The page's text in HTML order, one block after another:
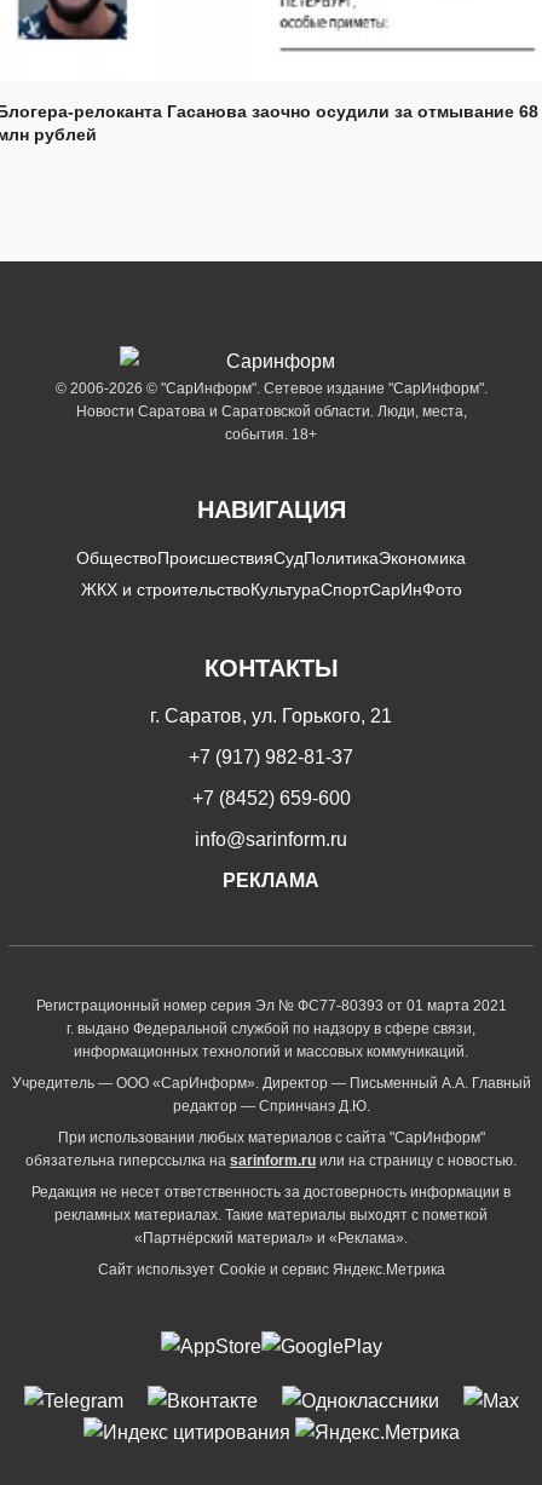
релоканта Гасанова заочно осудили за отмывание 68
рублей
© 2006-2026 © "СарИнформ". Сетевое издание "СарИнформ".
Новости Саратова и Саратовской области. Люди, места,
события. 18+
НАВИГАЦИЯ
ОбществоПроисшествияСудПолитикаЭкономика
ЖКХ и строительствоКультураСпортСарИнФото
КОНТАКТЫ
г. Саратов, ул. Горького, 21
+7 (917) 982-81-37
+7 (8452) 659-600
info@sarinform.ru
РЕКЛАМА
Регистрационный номер серия Эл № ФС77-80393 от 01 марта 2021
г. выдано Федеральной службой по надзору в сфере связи,
информационных технологий и массовых коммуникаций.
Учредитель — ООО «СарИнформ». Директор — Письменный А.А. Главный
редактор — Спринчанэ Д.Ю.
При использовании любых материалов с сайта "СарИнформ"
обязательна гиперссылка на sarinform.ru или на страницу с новостью.
Редакция не несет ответственность за достоверность информации в
рекламных материалах. Такие материалы выходят с пометкой
«Партнёрский материал» и «Реклама».
Сайт использует Cookie и сервиc Яндекс.Метрика